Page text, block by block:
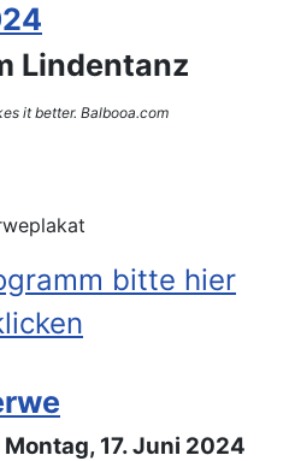
Lindentanz
it better. Balbooa.com
bitte hier
17. Juni 2024